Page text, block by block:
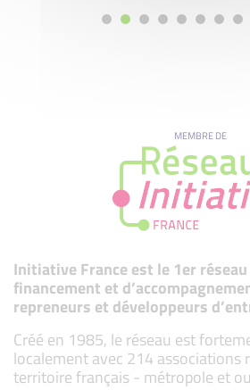
MEMBRE DE
Initiative France est le 1er
financement et
repreneurs et développeurs
Créé en 1985, le réseau est
localement avec 214 associations
territoire français - métropole et